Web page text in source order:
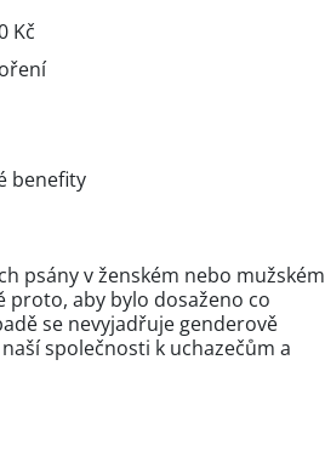
Kč
benefity
psány v ženském nebo mužském
proto, aby bylo dosaženo co
se nevyjadřuje genderově
společnosti k uchazečům a